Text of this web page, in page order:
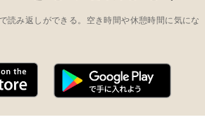
読み返しができる。空き時間や休憩時間に気にな